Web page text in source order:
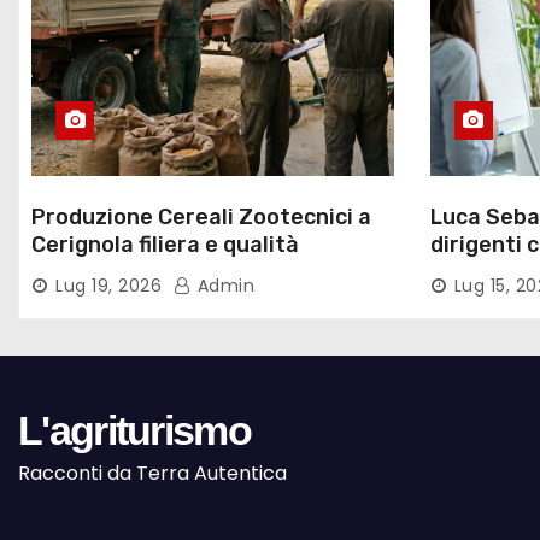
c
o
l
i
Produzione Cereali Zootecnici a
Cerignola filiera e qualità
Lug 19, 2026 Admin
Luca
dirigenti
Lug 15,
L'agriturismo
Racconti da Terra Autentica